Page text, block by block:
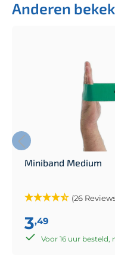
Anderen
Miniband Medium
(26
3,49
Voor 16 uur besteld,